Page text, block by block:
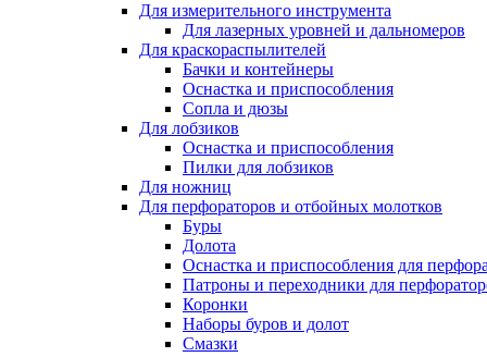
Для измерительного инструмента
Для лазерных уровней и дальномеров
Для краскораспылителей
Бачки и контейнеры
Оснастка и приспособления
Сопла и дюзы
Для лобзиков
Оснастка и приспособления
Пилки для лобзиков
Для ножниц
Для перфораторов и отбойных молотков
Буры
Долота
Оснастка и приспособления для
Патроны и переходники для
Коронки
Наборы буров и долот
Смазки